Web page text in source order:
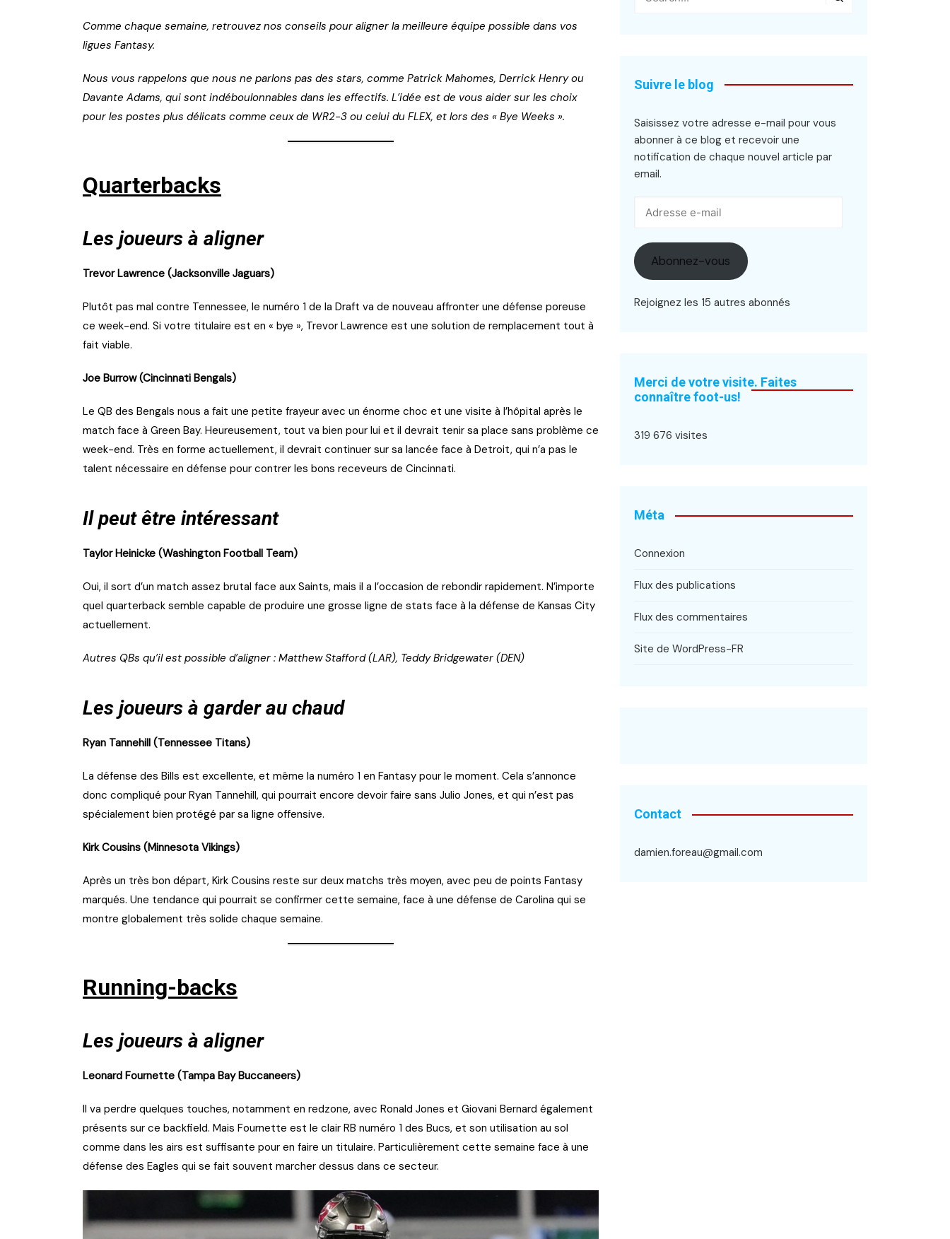
Comme chaque semaine, retrouvez nos conseils pour aligner la meilleure équipe possible dans vos
ligues Fantasy.
Nous vous rappelons que nous ne parlons pas des stars, comme Patrick Mahomes, Derrick Henry ou
Davante Adams, qui sont indéboulonnables dans les effectifs. L’idée est de vous aider sur les choix
pour les postes plus délicats comme ceux de WR2-3 ou celui du FLEX, et lors des « Bye Weeks ».
Quarterbacks
Les joueurs à aligner
Trevor Lawrence (Jacksonville Jaguars)
Plutôt pas mal contre Tennessee, le numéro 1 de la Draft va de nouveau affronter une défense poreuse
ce week-end. Si votre titulaire est en « bye », Trevor Lawrence est une solution de remplacement tout à
fait viable.
Joe Burrow (Cincinnati Bengals)
Le QB des Bengals nous a fait une petite frayeur avec un énorme choc et une visite à l’hôpital après le
match face à Green Bay. Heureusement, tout va bien pour lui et il devrait tenir sa place sans problème ce
week-end. Très en forme actuellement, il devrait continuer sur sa lancée face à Detroit, qui n’a pas le
talent nécessaire en défense pour contrer les bons receveurs de Cincinnati.
Il peut être intéressant
Taylor Heinicke (Washington Football Team)
Oui, il sort d’un match assez brutal face aux Saints, mais il a l’occasion de rebondir rapidement. N’importe
quel quarterback semble capable de produire une grosse ligne de stats face à la défense de Kansas City
actuellement.
Autres QBs qu’il est possible d’aligner : Matthew Stafford (LAR), Teddy Bridgewater (DEN)
Les joueurs à garder au chaud
Ryan Tannehill (Tennessee Titans)
La défense des Bills est excellente, et même la numéro 1 en Fantasy pour le moment. Cela s’annonce
donc compliqué pour Ryan Tannehill, qui pourrait encore devoir faire sans Julio Jones, et qui n’est pas
spécialement bien protégé par sa ligne offensive.
Kirk Cousins (Minnesota Vikings)
Après un très bon départ, Kirk Cousins reste sur deux matchs très moyen, avec peu de points Fantasy
marqués. Une tendance qui pourrait se confirmer cette semaine, face à une défense de Carolina qui se
montre globalement très solide chaque semaine.
Running-backs
Les joueurs à aligner
Leonard Fournette (Tampa Bay Buccaneers)
Il va perdre quelques touches, notamment en redzone, avec Ronald Jones et Giovani Bernard également
présents sur ce backfield. Mais Fournette est le clair RB numéro 1 des Bucs, et son utilisation au sol
comme dans les airs est suffisante pour en faire un titulaire. Particulièrement cette semaine face à une
défense des Eagles qui se fait souvent marcher dessus dans ce secteur.
Suivre le blog
Saisissez votre adresse e-mail pour vous
abonner à ce blog et recevoir une
notification de chaque nouvel article par
email.
Abonnez-vous
Rejoignez les 15 autres abonnés
Merci de votre visite. Faites
connaître foot-us!
319 676 visites
Méta
Connexion
Flux des publications
Flux des commentaires
Site de WordPress-FR
Contact
damien.foreau@gmail.com